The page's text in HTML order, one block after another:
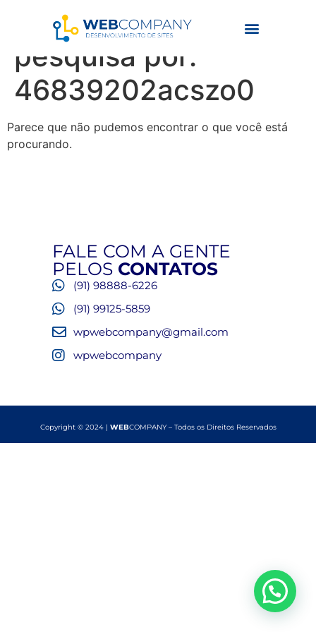
Resultados da
pesquisa por:
46839202acszo0
Parece que não pudemos encontrar o que você está
procurando.
FALE COM A GENTE
PELOS CONTATOS
(91) 98888-6226
(91) 99125-5859
wpwebcompany@gmail.com
wpwebcompany
Copyright © 2024 | WEBCOMPANY – Todos os Direitos Reservados